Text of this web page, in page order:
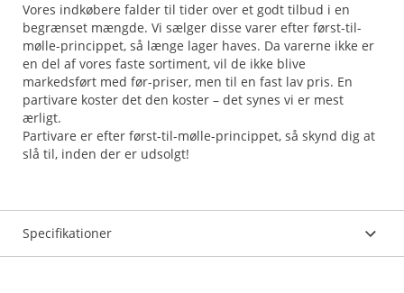
Vores indkøbere falder til tider over et godt tilbud i en
begrænset mængde. Vi sælger disse varer efter først-til-
mølle-princippet, så længe lager haves. Da varerne ikke er
en del af vores faste sortiment, vil de ikke blive
markedsført med før-priser, men til en fast lav pris. En
partivare koster det den koster – det synes vi er mest
ærligt.
Partivare er efter først-til-mølle-princippet, så skynd dig at
slå til, inden der er udsolgt!
Specifikationer